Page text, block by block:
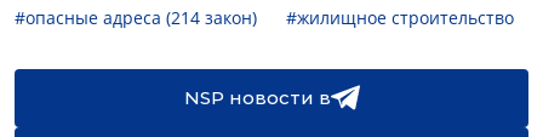
#опасные адреса (214 закон) #жилищное строительство
NSP новости в